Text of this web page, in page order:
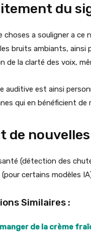
du
choses a souligner a ce
bruits ambiants, ainsi
de la clarté des voix,
auditive est ainsi
qui en bénéficient
de
(détection des
certains modèles
Similaires :
de la crème